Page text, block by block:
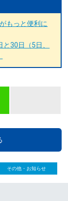
もっと便利に
30日（5日、
その他・お知らせ